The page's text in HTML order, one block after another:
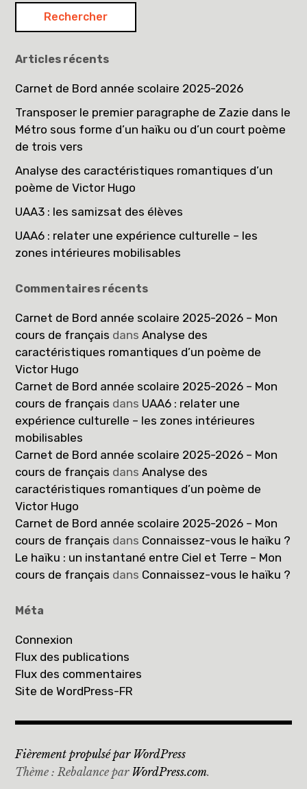
Articles récents
Carnet de Bord année scolaire 2025-2026
Transposer le premier paragraphe de Zazie dans le
Métro sous forme d’un haïku ou d’un court poème
de trois vers
Analyse des caractéristiques romantiques d’un
poème de Victor Hugo
UAA3 : les samizsat des élèves
UAA6 : relater une expérience culturelle – les
zones intérieures mobilisables
Commentaires récents
Carnet de Bord année scolaire 2025-2026 – Mon
cours de français dansAnalyse des
caractéristiques romantiques d’un poème de
Victor Hugo
Carnet de Bord année scolaire 2025-2026 – Mon
cours de français dans UAA6 : relater une
expérience culturelle – les zones intérieures
mobilisables
Carnet de Bord année scolaire 2025-2026 – Mon
cours de français dansAnalyse des
caractéristiques romantiques d’un poème de
Victor Hugo
Carnet de Bord année scolaire 2025-2026 – Mon
cours de français dans Connaissez-vous le haïku ?
Le haïku : un instantané entre Ciel et Terre – Mon
cours de français dans Connaissez-vous le haïku ?
Méta
Connexion
Flux des publications
Flux des commentaires
Site de WordPress-FR
Fièrement propulsé par WordPress
Thème : Rebalance par WordPress.com.